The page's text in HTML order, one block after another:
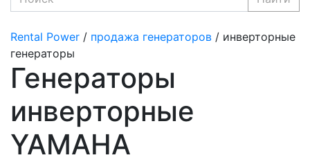
Rental Power / продажа генераторов / инверторные
генераторы
Генераторы
инверторные
YAMAHA